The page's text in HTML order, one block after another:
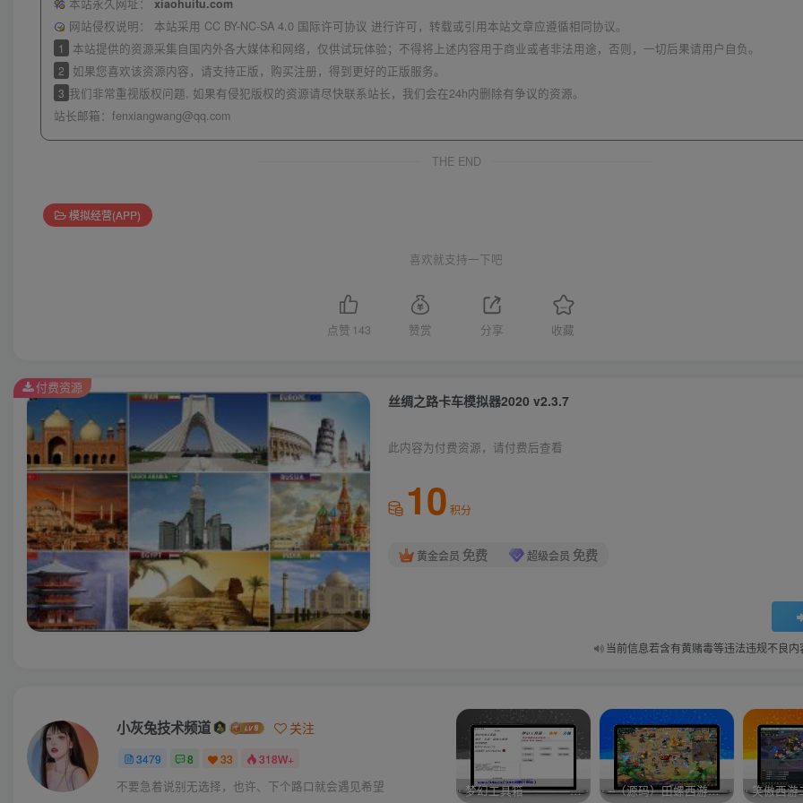
本站永久网址：
xiaohuitu.com
网站侵权说明：
本站采用 CC BY-NC-SA 4.0 国际许可协议 进行许可，转载或引用本站文章应遵循相同协议。
1 本站提供的资源采集自国内外各大媒体和网络，仅供试玩体验；不得将上述内容用于商业或者非法用途，否则，一切后果请用户自负。
2 如果您喜欢该资源内容，请支持正版，购买注册，得到更好的正版服务。
3 我们非常重视版权问题, 如果有侵犯版权的资源请尽快联系站长，我们会在24h内删除有争议的资源。
站长邮箱： fenxiangwang@qq.com
THE END
模拟经营(APP)
喜欢就支持一下吧
点赞 143 赞赏 分享 收藏
丝绸之路卡车模拟器2020 v2.3.7
此内容为付费资源，请付费后查看
10 积分
黄金会员 免费 超级会员 免费
当前信息若含有黄赌毒等违法违规不良内
付费资源
小灰兔技术频道 关注
3479 8 33 318W+
不要急着说别无选择，也许、下个路口就会遇见希望 梦幻工具箱————-免费 –（源码）田螺西游9.0 假人摆摊18门派飞升渡劫化圣助战最新BB谛听…. 笑傲西游